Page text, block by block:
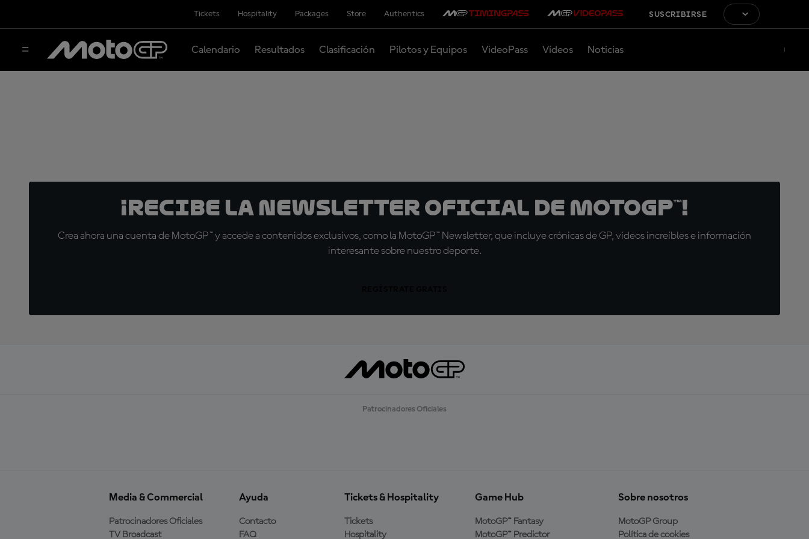
Tickets Hospitality Packages Store Authentics SUSCRIBIRSE
Calendario Resultados Clasificación Pilotos y Equipos VideoPass Vídeos Noticias
¡Recibe la Newsletter oficial de MotoGP™!
Crea ahora una cuenta de MotoGP™ y accede a contenidos exclusivos, como la MotoGP™ Newsletter, que incluye crónicas de GP, vídeos increíbles e información
interesante sobre nuestro deporte.
Patrocinadores Oficiales
Media & Commercial
Patrocinadores Oficiales
TV Broadcast
Ayuda
Contacto
FAQ
Tickets & Hospitality
Tickets
Hospitality
Game Hub
MotoGP™ Fantasy
MotoGP™ Predictor
Sobre nosotros
MotoGP Group
Política de cookies